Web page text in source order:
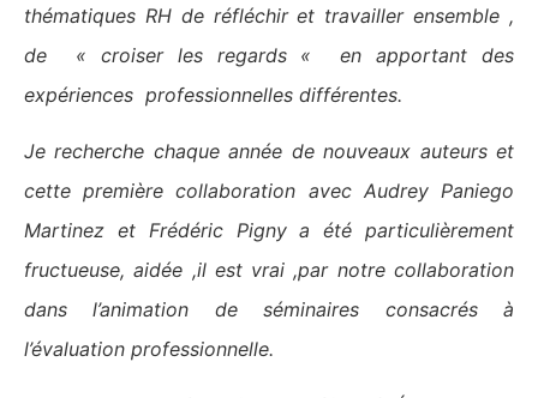
thématiques RH de réfléchir et travailler ensemble ,
de « croiser les regards « en apportant des
expériences professionnelles différentes.
Je recherche chaque année de nouveaux auteurs et
cette première collaboration avec Audrey Paniego
Martinez et Frédéric Pigny a été particulièrement
fructueuse, aidée ,il est vrai ,par notre collaboration
dans l’animation de séminaires consacrés à
l’évaluation professionnelle.